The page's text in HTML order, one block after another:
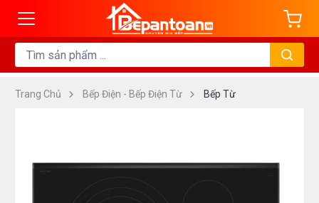
Trang Chủ Bếp Điện - Bếp Điện Từ Bếp Từ